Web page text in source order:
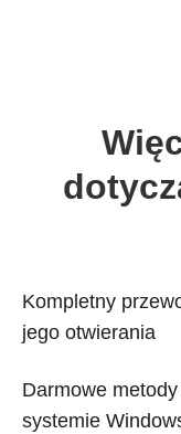
Kompletny
jego otwierania
Darmowe
systemie